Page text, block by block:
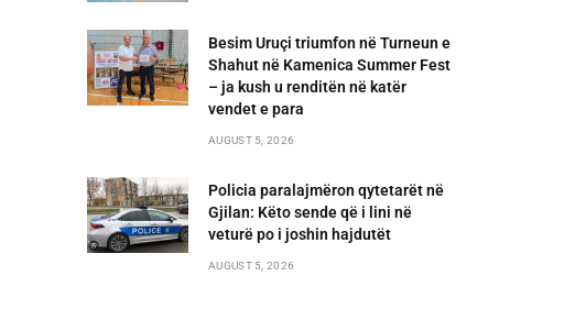
Besim Uruçi triumfon në Turneun e
Shahut në Kamenica Summer Fest
– ja kush u renditën në katër
vendet e para
AUGUST 5, 2026
Policia paralajmëron qytetarët në
Gjilan: Këto sende që i lini në
veturë po i joshin hajdutët
AUGUST 5, 2026